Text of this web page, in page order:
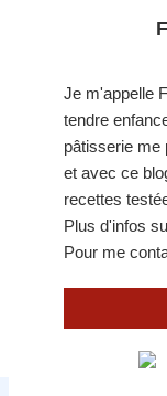
Je m'appelle
tendre
pâtisserie me
et avec ce
recettes
Plus d'infos
Pour me